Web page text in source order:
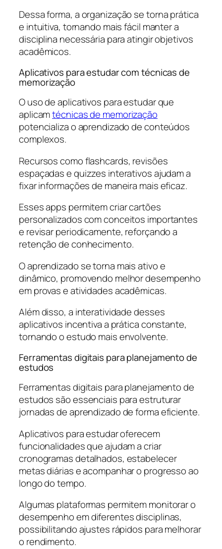
Dessa forma, a organização se torna prática
e intuitiva, tornando mais fácil manter a
disciplina necessária para atingir objetivos
acadêmicos.
Aplicativos para estudar com técnicas de
memorização
O uso de aplicativos para estudar que
aplicamtécnicas de memorização
potencializa o aprendizado de conteúdos
complexos.
Recursos como flashcards, revisões
espaçadas e quizzes interativos ajudam a
fixar informações de maneira mais eficaz.
Esses apps permitem criar cartões
personalizados com conceitos importantes
e revisar periodicamente, reforçando a
retenção de conhecimento.
O aprendizado se torna mais ativo e
dinâmico, promovendo melhor desempenho
em provas e atividades acadêmicas.
Além disso, a interatividade desses
aplicativos incentiva a prática constante,
tornando o estudo mais envolvente.
Ferramentas digitais para planejamento de
estudos
Ferramentas digitais para planejamento de
estudos são essenciais para estruturar
jornadas de aprendizado de forma eficiente.
Aplicativos para estudar oferecem
funcionalidades que ajudam a criar
cronogramas detalhados, estabelecer
metas diárias e acompanhar o progresso ao
longo do tempo.
Algumas plataformas permitem monitorar o
desempenho em diferentes disciplinas,
possibilitando ajustes rápidos para melhorar
o rendimento.